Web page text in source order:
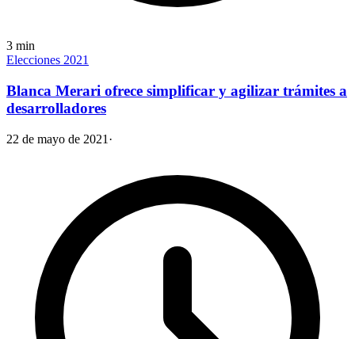
3 min
Elecciones 2021
Blanca Merari ofrece simplificar y agilizar trámites a
desarrolladores
22 de mayo de 2021 ·